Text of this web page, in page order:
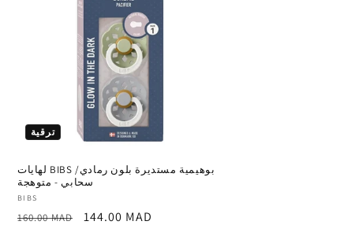
ترقية
لهايات BIBS بوهيمية مستديرة بلون رمادي/
سحابي - متوهجة
المورد
:
BIBS
السعر
160.00 MAD
سعر
144.00 MAD